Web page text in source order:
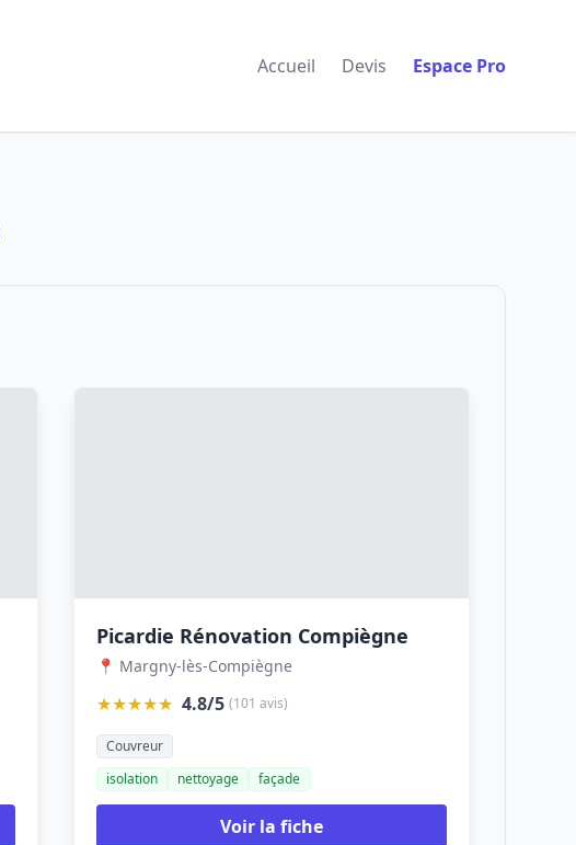
Accueil Devis Espace Pro
Picardie Rénovation Compiègne
📍 Margny-lès-Compiègne
★★★★★ 4.8/5 (101 avis)
Couvreur
isolation
nettoyage façade
Voir la fiche